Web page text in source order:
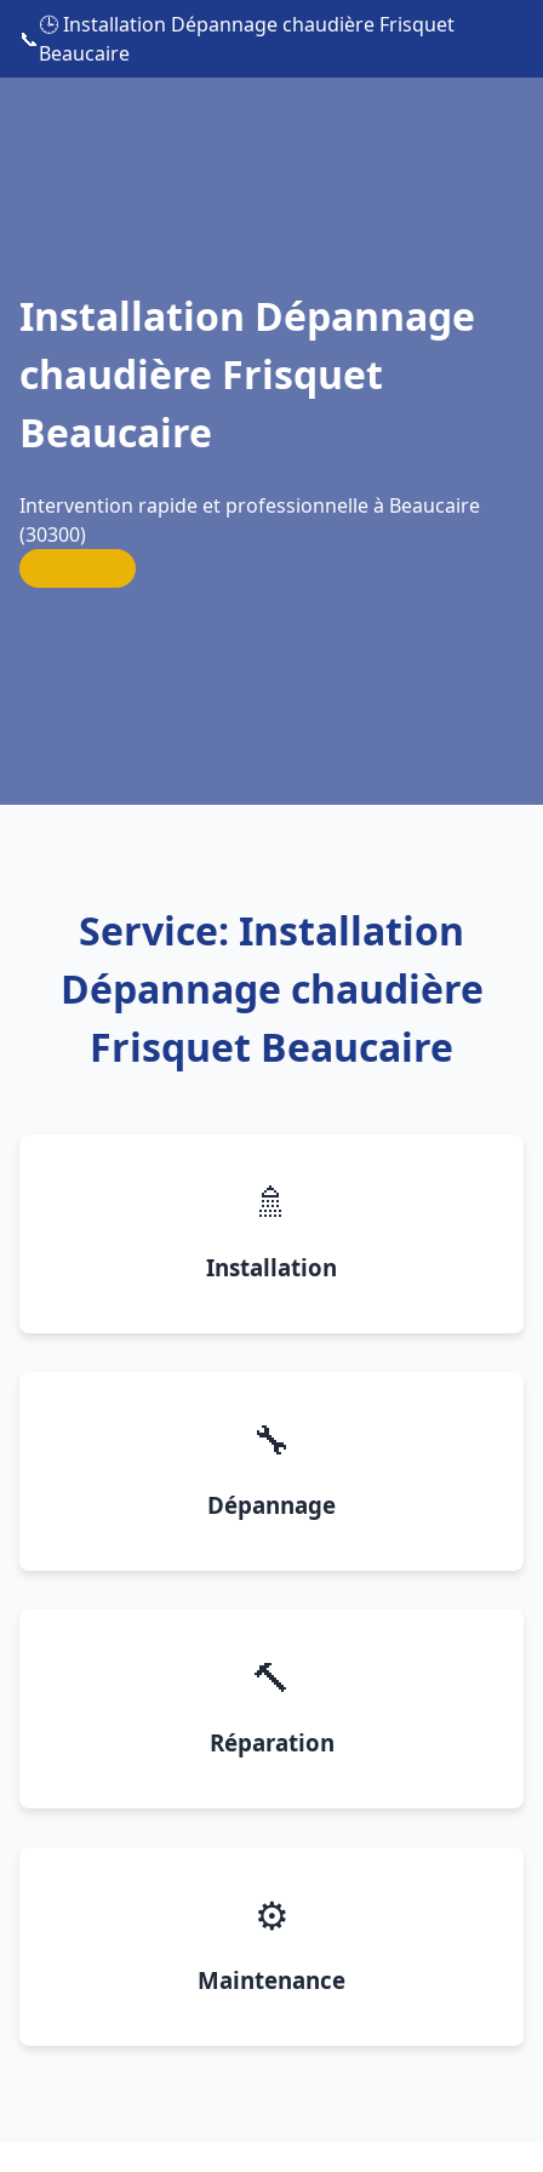
📞
🕒 Installation Dépannage chaudière Frisquet
Beaucaire
Installation Dépannage
chaudière Frisquet
Beaucaire
Intervention rapide et professionnelle à Beaucaire
(30300)
Service: Installation
Dépannage chaudière
Frisquet Beaucaire
🚿
Installation
🔧
Dépannage
🔨
Réparation
⚙️
Maintenance